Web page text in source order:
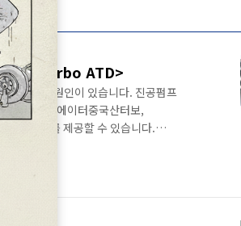
명준 Turbo ATD>
유에 고장원인이 있습니다. 진공펌프
터보엑츄에이터중국산터보,
한 정보를 제공할 수 있습니다.
S-Class S 400dW223
400dX167 Mercedes-Benz GLS
E-Class E 400dW463